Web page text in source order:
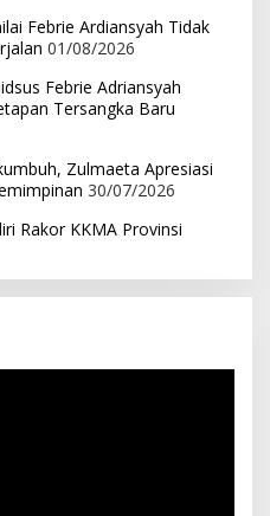
Febrie Ardiansyah Tidak
01/08/2026
Febrie Adriansyah
Tersangka Baru
Zulmaeta Apresiasi
30/07/2026
Rakor KKMA Provinsi